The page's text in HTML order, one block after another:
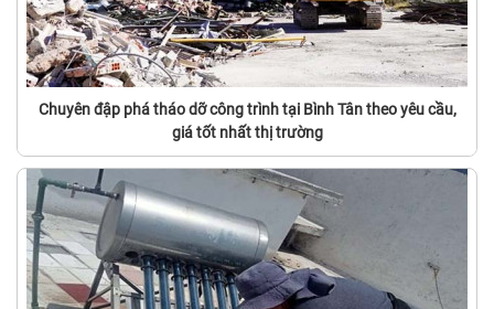
Chuyên đập phá tháo dỡ công trình tại Bình Tân theo yêu cầu,
giá tốt nhất thị trường